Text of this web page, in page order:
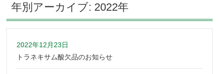
年別アーカイブ: 2022年
2022年12月23日
トラネキサム酸欠品のお知らせ